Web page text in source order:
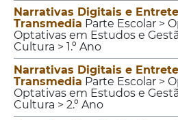
Narrativas Digitais e
Transmedia Parte Escolar >
Optativas em Estudos e
Cultura > 1.º Ano
Narrativas Digitais e
Transmedia Parte Escolar >
Optativas em Estudos e
Cultura > 2.º Ano